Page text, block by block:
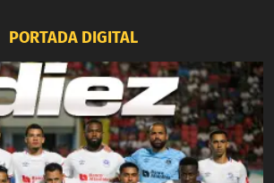
PORTADA DIGITAL